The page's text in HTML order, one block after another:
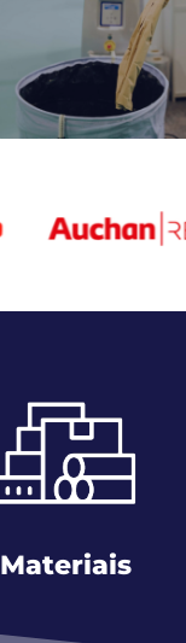
Materiais